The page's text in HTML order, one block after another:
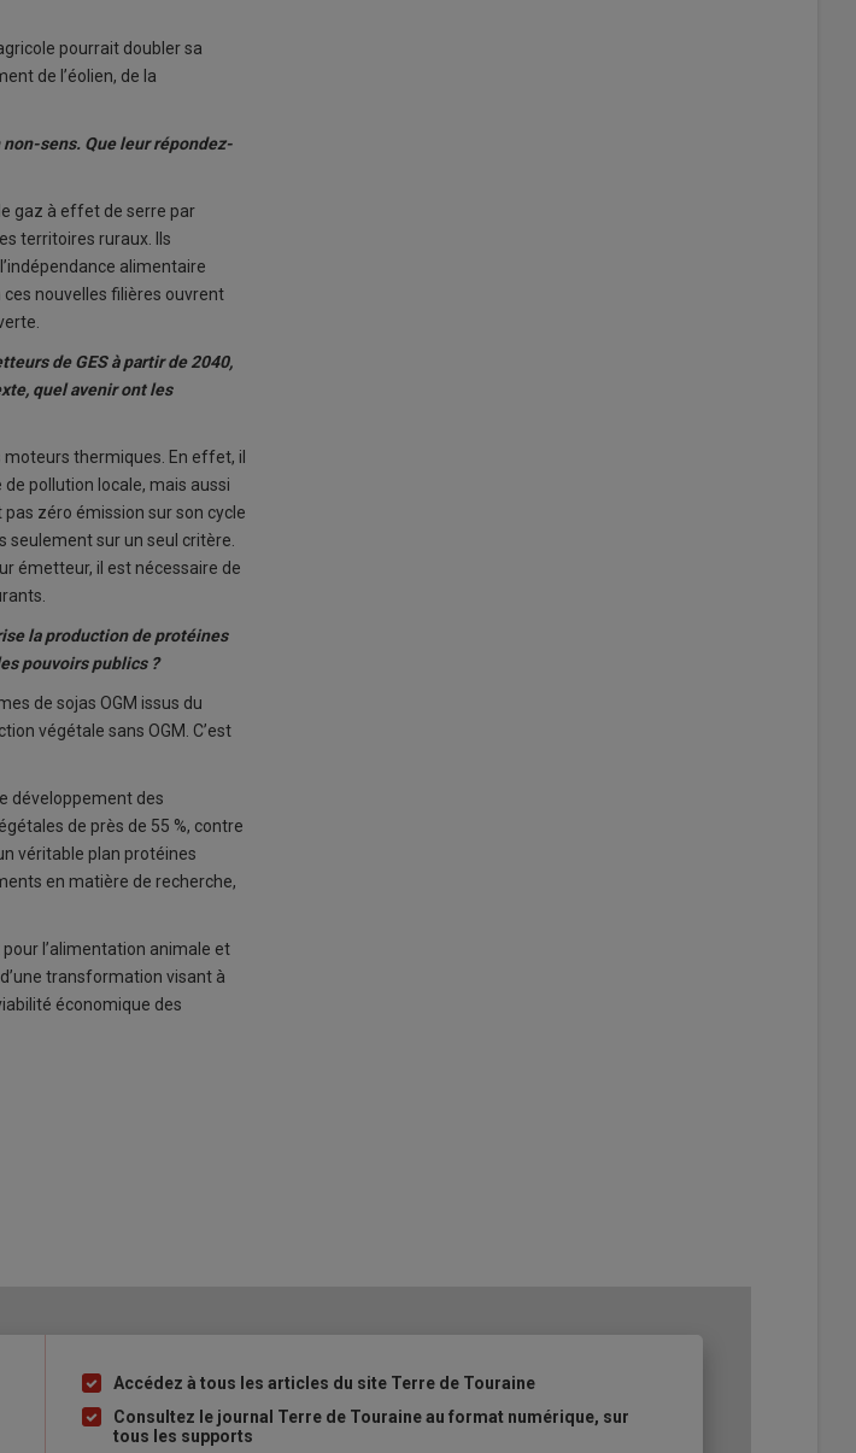
pourrait doubler sa
de l’éolien, de la
sens. Que leur répondez-
gaz à effet de serre par
territoires ruraux. Ils
alimentaire
nouvelles filières ouvrent
de GES à partir de 2040,
quel avenir ont les
thermiques. En effet, il
pollution locale, mais aussi
zéro émission sur son cycle
sur un seul critère.
émetteur, il est nécessaire de
la production de protéines
pouvoirs publics ?
de sojas OGM issus du
végétale sans OGM. C’est
développement des
de près de 55 %, contre
véritable plan protéines
en matière de recherche,
l’alimentation animale et
transformation visant à
économique des
Liste
à
puce
Accédez à tous les articles du site Terre de Touraine
Consultez le journal Terre de Touraine au format numérique, sur
tous les supports